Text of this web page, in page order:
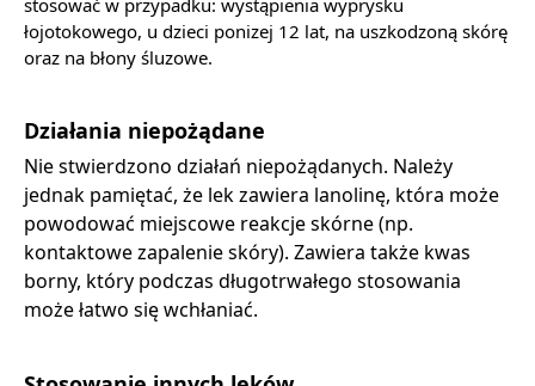
stosować w przypadku: wystąpienia wyprysku
łojotokowego, u dzieci ponizej 12 lat, na uszkodzoną skórę
oraz na błony śluzowe.
Działania niepożądane
Nie stwierdzono działań niepożądanych. Należy
jednak pamiętać, że lek zawiera lanolinę, która może
powodować miejscowe reakcje skórne (np.
kontaktowe zapalenie skóry). Zawiera także kwas
borny, który podczas długotrwałego stosowania
może łatwo się wchłaniać.